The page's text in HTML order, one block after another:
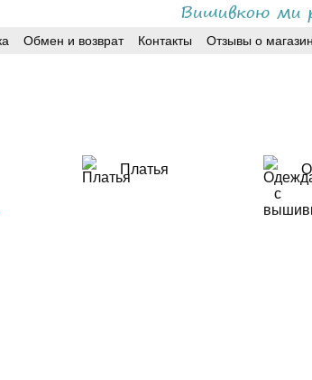
Обмен и возврат Контакты Отзывы о
Платья